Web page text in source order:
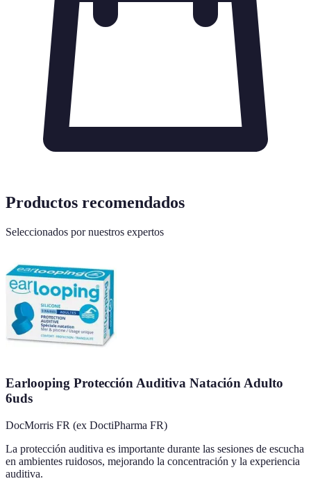
Productos recomendados
Seleccionados por nuestros expertos
Earlooping Protección Auditiva Natación Adulto
6uds
DocMorris FR (ex DoctiPharma FR)
La protección auditiva es importante durante las sesiones de escucha
en ambientes ruidosos, mejorando la concentración y la experiencia
auditiva.